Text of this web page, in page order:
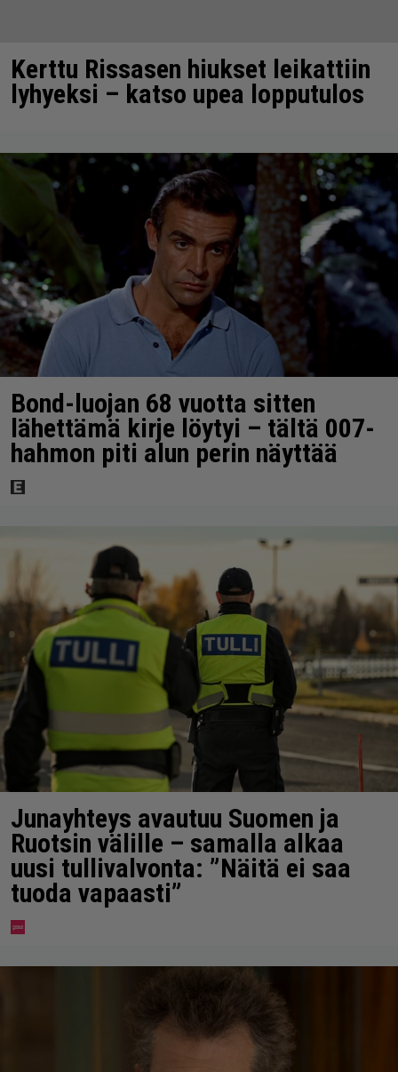
Kerttu Rissasen hiukset leikattiin
lyhyeksi – katso upea lopputulos
Bond-luojan 68 vuotta sitten
lähettämä kirje löytyi – tältä 007-
hahmon piti alun perin näyttää
Junayhteys avautuu Suomen ja
Ruotsin välille – samalla alkaa
uusi tullivalvonta: ”Näitä ei saa
tuoda vapaasti”